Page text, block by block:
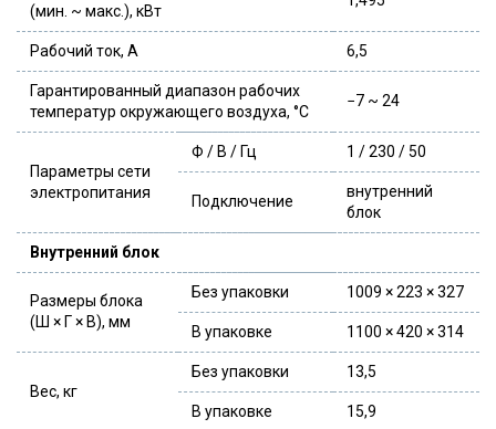
(мин. ~ макс.), кВт
Рабочий ток, А 6,5
Гарантированный диапазон рабочих
температур окружающего воздуха, °С
−7 ~ 24
Параметры сети
электропитания
Ф / В / Гц 1 / 230 / 50
Подключение
внутренний
блок
Внутренний блок
Размеры блока
(Ш × Г × В), мм
Без упаковки 1009 × 223 × 327
В упаковке 1100 × 420 × 314
Вес, кг
Без упаковки 13,5
В упаковке 15,9